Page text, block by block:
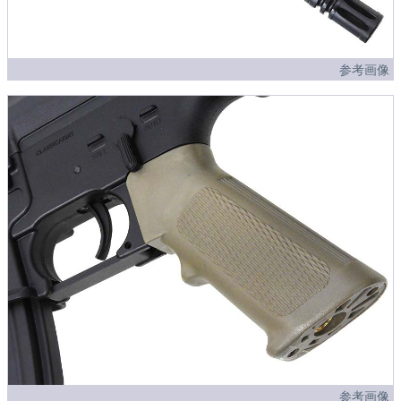
参考画像
参考画像